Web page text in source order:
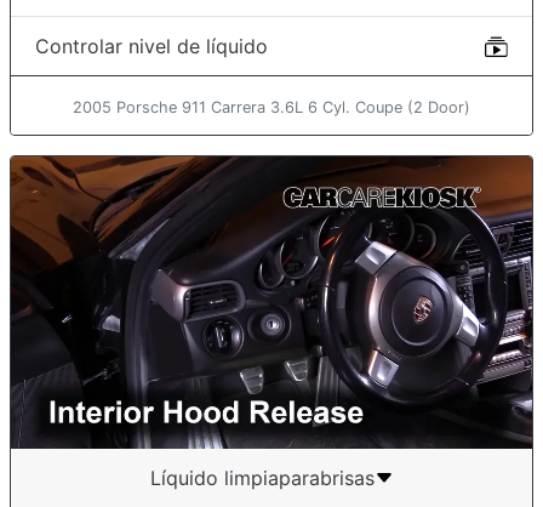
Controlar nivel de líquido
2005 Porsche 911 Carrera 3.6L 6 Cyl. Coupe (2 Door)
Líquido limpiaparabrisas